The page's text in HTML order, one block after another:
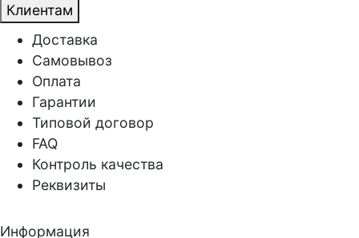
Клиентам
Доставка
Самовывоз
Оплата
Гарантии
Типовой договор
FAQ
Контроль качества
Реквизиты
Информация